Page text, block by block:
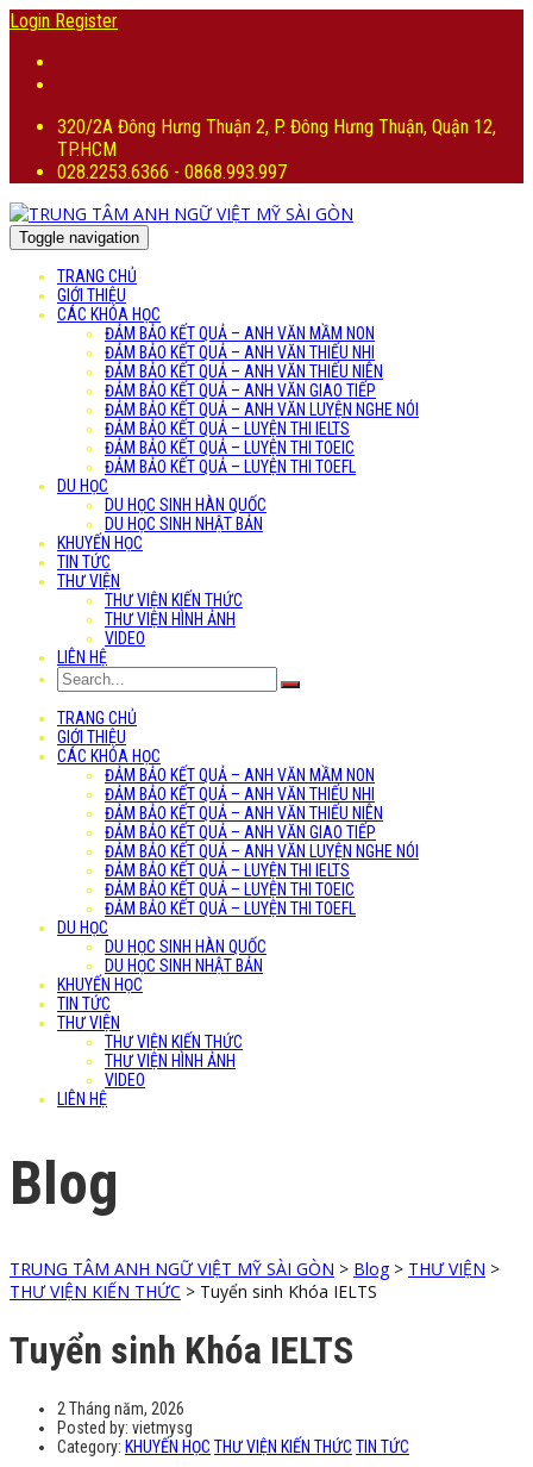
Login Register
320/2A Đông Hưng Thuận 2, P. Đông Hưng Thuận, Quận 12,
TP.HCM
028.2253.6366 - 0868.993.997
Toggle navigation
TRANG CHỦ
GIỚI THIỆU
CÁC KHÓA HỌC
ĐẢM BẢO KẾT QUẢ – ANH VĂN MẦM NON
ĐẢM BẢO KẾT QUẢ – ANH VĂN THIẾU NHI
ĐẢM BẢO KẾT QUẢ – ANH VĂN THIẾU NIÊN
ĐẢM BẢO KẾT QUẢ – ANH VĂN GIAO TIẾP
ĐẢM BẢO KẾT QUẢ – ANH VĂN LUYỆN NGHE NÓI
ĐẢM BẢO KẾT QUẢ – LUYỆN THI IELTS
ĐẢM BẢO KẾT QUẢ – LUYỆN THI TOEIC
ĐẢM BẢO KẾT QUẢ – LUYỆN THI TOEFL
DU HỌC
DU HỌC SINH HÀN QUỐC
DU HỌC SINH NHẬT BẢN
KHUYẾN HỌC
TIN TỨC
THƯ VIỆN
THƯ VIỆN KIẾN THỨC
THƯ VIỆN HÌNH ẢNH
VIDEO
LIÊN HỆ
TRANG CHỦ
GIỚI THIỆU
CÁC KHÓA HỌC
ĐẢM BẢO KẾT QUẢ – ANH VĂN MẦM NON
ĐẢM BẢO KẾT QUẢ – ANH VĂN THIẾU NHI
ĐẢM BẢO KẾT QUẢ – ANH VĂN THIẾU NIÊN
ĐẢM BẢO KẾT QUẢ – ANH VĂN GIAO TIẾP
ĐẢM BẢO KẾT QUẢ – ANH VĂN LUYỆN NGHE NÓI
ĐẢM BẢO KẾT QUẢ – LUYỆN THI IELTS
ĐẢM BẢO KẾT QUẢ – LUYỆN THI TOEIC
ĐẢM BẢO KẾT QUẢ – LUYỆN THI TOEFL
DU HỌC
DU HỌC SINH HÀN QUỐC
DU HỌC SINH NHẬT BẢN
KHUYẾN HỌC
TIN TỨC
THƯ VIỆN
THƯ VIỆN KIẾN THỨC
THƯ VIỆN HÌNH ẢNH
VIDEO
LIÊN HỆ
Blog
TRUNG TÂM ANH NGỮ VIỆT MỸ SÀI GÒN > Blog> THƯ VIỆN >
THƯ VIỆN KIẾN THỨC > Tuyển sinh Khóa IELTS
Tuyển sinh Khóa IELTS
2 Tháng năm, 2026
Posted by: vietmysg
Category: KHUYẾN HỌC THƯ VIỆN KIẾN THỨC TIN TỨC